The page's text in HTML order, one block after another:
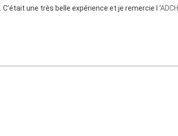
une très belle expérience et je remercie l ‘ADCH